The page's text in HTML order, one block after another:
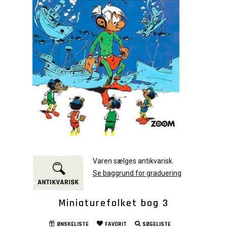
Varen sælges antikvarisk.
Se baggrund for graduering
Miniaturefolket bog 3
ØNSKELISTE FAVORIT SØGELISTE